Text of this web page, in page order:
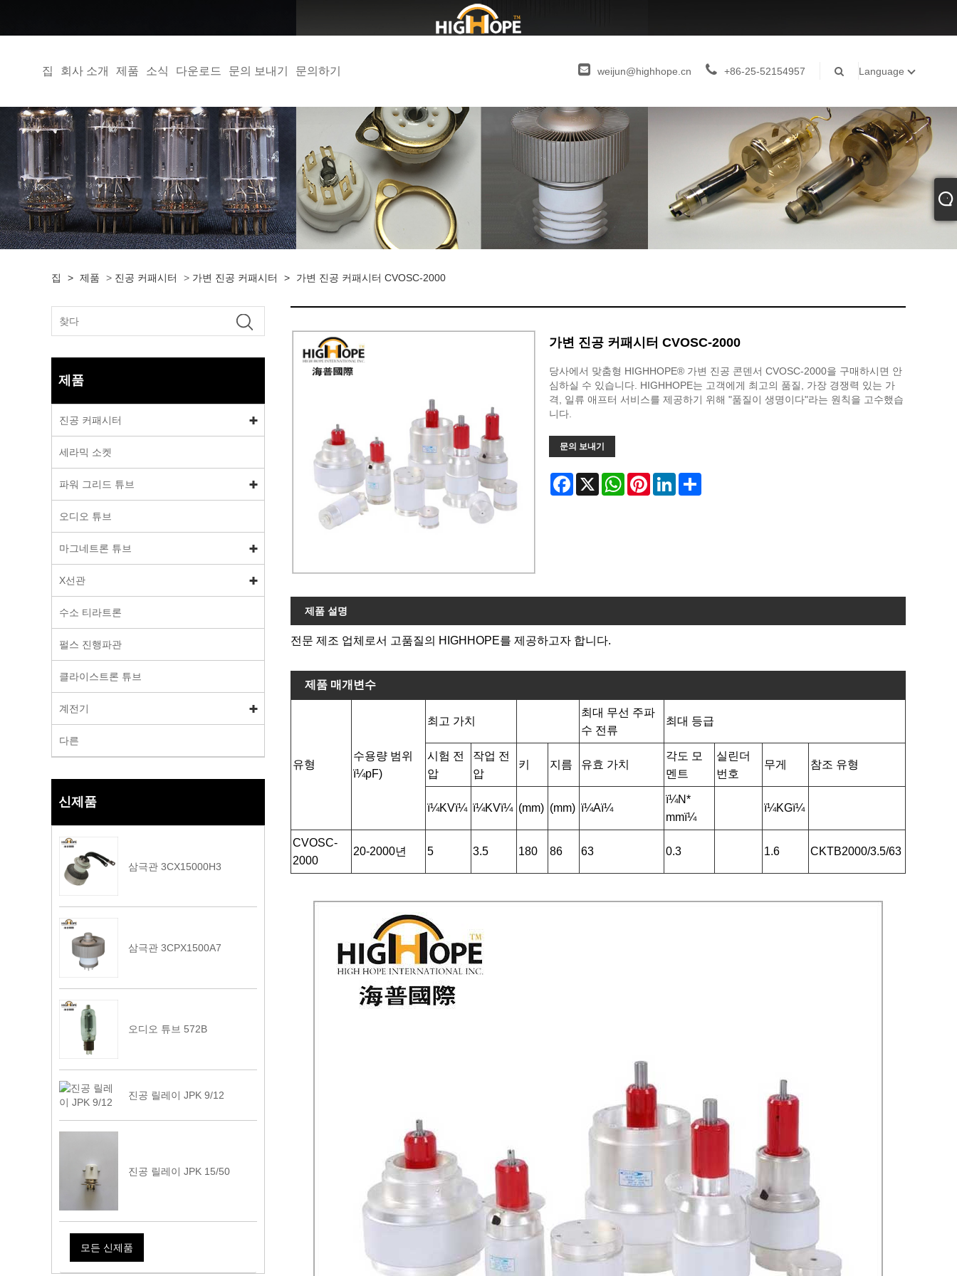
집 회사 소개 제품 소식 다운로드 문의 보내기 문의하기 weijun@highhope.cn +86-25-52154957 Language
집 > 제품 > 진공 커패시터 > 가변 진공 커패시터 > 가변 진공 커패시터 CVOSC-2000
제품
진공 커패시터
세라믹 소켓
파워 그리드 튜브
오디오 튜브
마그네트론 튜브
X선관
수소 티라트론
펄스 진행파관
클라이스트론 튜브
계전기
다른
신제품
삼극관 3CX15000H3
삼극관 3CPX1500A7
오디오 튜브 572B
진공 릴레이 JPK 9/12
진공 릴레이 JPK 15/50
모든 신제품
가변 진공 커패시터 CVOSC-2000
당사에서 맞춤형 HIGHHOPE® 가변 진공 콘덴서 CVOSC-2000을 구매하시면 안
심하실 수 있습니다. HIGHHOPE는 고객에게 최고의 품질, 가장 경쟁력 있는 가
격, 일류 애프터 서비스를 제공하기 위해 "품질이 생명이다"라는 원칙을 고수했습
니다.
문의 보내기
Facebook
X WhatsAppPinterestLinkedInShare
제품 설명
전문 제조 업체로서 고품질의 HIGHHOPE를 제공하고자 합니다.
제품 매개변수
유형
수용량 범위
ï¼pF)
최고 가치
최대 무선 주파
수 전류
최대 등급
시험 전
압
작업 전
압
키 지름 유효 가치
각도 모
멘트
실린더
번호
무게 참조 유형
ï¼KVï¼ ï¼KVï¼ (mm) (mm) ï¼Aï¼
ï¼N*
mmï¼
ï¼KGï¼
CVOSC-
2000
20-2000년 5 3.5 180 86 63 0.3 1.6 CKTB2000/3.5/63